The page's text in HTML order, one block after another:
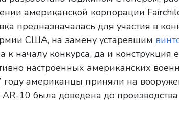
американской корпорации
предназначалась для участия в
США, на замену устаревшим
к началу конкурса, да и
настроенных американских
году американцы приняли на
10 была доведена до